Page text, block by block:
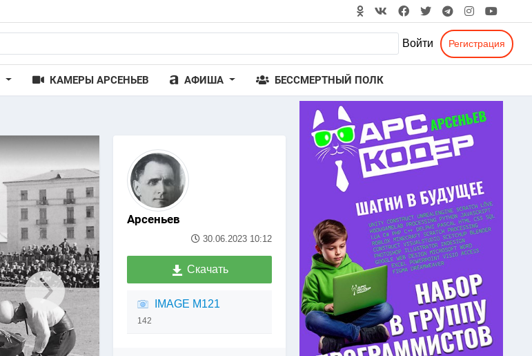
Войти Регистрация
КАМЕРЫ АРСЕНЬЕВ АФИША БЕССМЕРТНЫЙ ПОЛК
Арсеньев
30.06.2023 10:12
Скачать
IMAGE M121
142